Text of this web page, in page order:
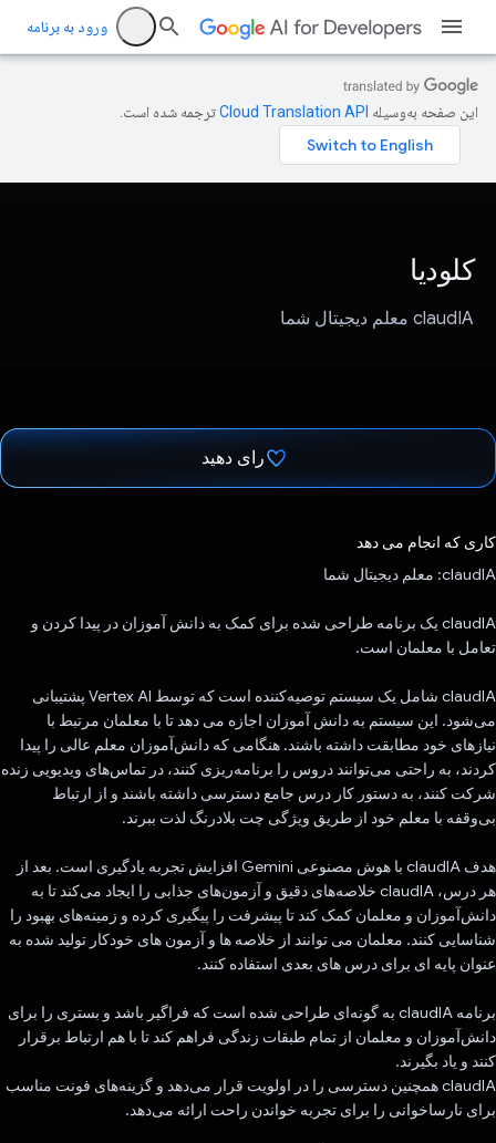
ورود به برنامه
این صفحه به‌وسیله ترجمه شده است.
کلودیا
claudIA معلم دیجیتال شما
رای دهید
کاری که انجام می دهد
claudIA: معلم دیجیتال شما
claudIA یک برنامه طراحی شده برای کمک به دانش آموزان در پیدا کردن و
تعامل با معلمان است.
claudIA شامل یک سیستم توصیه‌کننده است که توسط Vertex AI پشتیبانی
می‌شود. این سیستم به دانش آموزان اجازه می دهد تا با معلمان مرتبط با
نیازهای خود مطابقت داشته باشند. هنگامی که دانش‌آموزان معلم عالی را پیدا
کردند، به راحتی می‌توانند دروس را برنامه‌ریزی کنند، در تماس‌های ویدیویی زنده
شرکت کنند، به دستور کار درس جامع دسترسی داشته باشند و از ارتباط
بی‌وقفه با معلم خود از طریق ویژگی چت بلادرنگ لذت ببرند.
هدف claudIA با هوش مصنوعی Gemini افزایش تجربه یادگیری است. بعد از
هر درس، claudIA خلاصه‌های دقیق و آزمون‌های جذابی را ایجاد می‌کند تا به
دانش‌آموزان و معلمان کمک کند تا پیشرفت را پیگیری کرده و زمینه‌های بهبود را
شناسایی کنند. معلمان می توانند از خلاصه ها و آزمون های خودکار تولید شده به
عنوان پایه ای برای درس های بعدی استفاده کنند.
برنامه claudIA به گونه‌ای طراحی شده است که فراگیر باشد و بستری را برای
دانش‌آموزان و معلمان از تمام طبقات زندگی فراهم کند تا با هم ارتباط برقرار
کنند و یاد بگیرند.
claudIA همچنین دسترسی را در اولویت قرار می‌دهد و گزینه‌های فونت مناسب
برای نارساخوانی را برای تجربه خواندن راحت ارائه می‌دهد.